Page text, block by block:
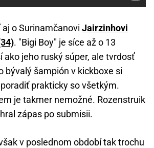
o Surinamčanovi Jairzinhovi
. "Bigi Boy" je síce až o 13
jeho ruský súper, ale tvrdosť
bývalý šampión v kickboxe si
prakticky so všetkým.
je takmer nemožné. Rozenstruik
zápas po submisii.
v poslednom období tak trochu